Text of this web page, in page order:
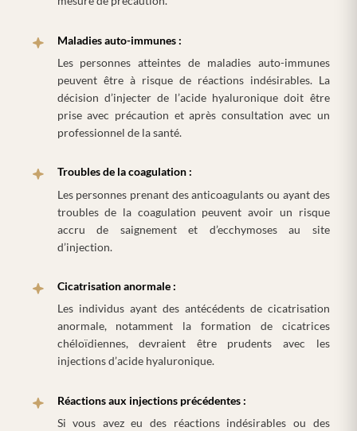
Maladies auto-immunes :
Les personnes atteintes de maladies auto-immunes
peuvent être à risque de réactions indésirables. La
décision d’injecter de l’acide hyaluronique doit être
prise avec précaution et après consultation avec un
professionnel de la santé.
Troubles de la coagulation :
Les personnes prenant des anticoagulants ou ayant des
troubles de la coagulation peuvent avoir un risque
accru de saignement et d’ecchymoses au site
d’injection.
Cicatrisation anormale :
Les individus ayant des antécédents de cicatrisation
anormale, notamment la formation de cicatrices
chéloïdiennes, devraient être prudents avec les
injections d’acide hyaluronique.
Réactions aux injections précédentes :
Si vous avez eu des réactions indésirables ou des